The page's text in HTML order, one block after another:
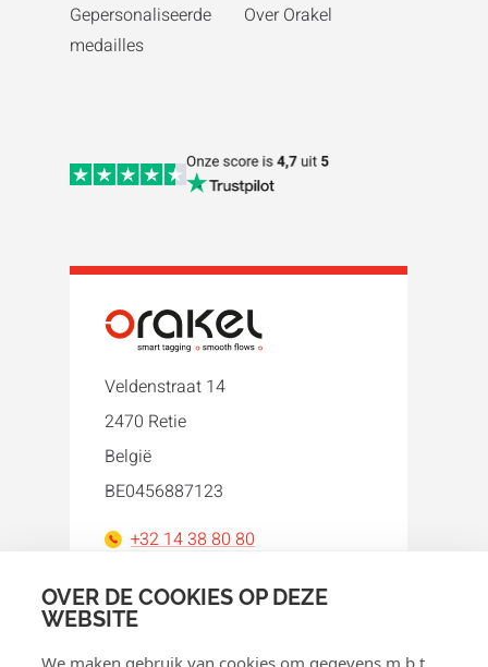
OVER DE COOKIES OP DEZE
WEBSITE
We maken gebruik van cookies om gegevens m.b.t.
Gepersonaliseerde
medailles
Over Orakel
Veldenstraat 14
2470 Retie
België
BE0456887123
+32 14 38 80 80
Facebook